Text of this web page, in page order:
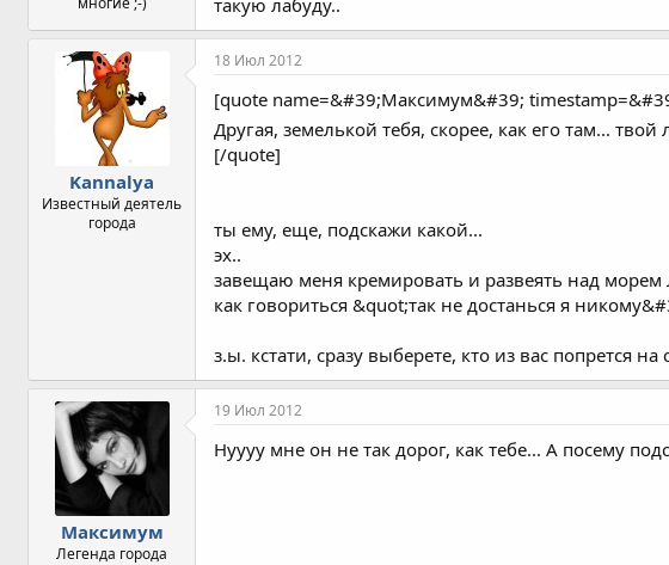
такую лабуду..
Kannalya
Известный деятель
города
18 Июл 2012
[quote name=&#39;Максимум&#39;
Другая, земелькой тебя, скорее, как его там...
[/quote]
ты ему, еще, подскажи какой...
эх..
завещаю меня кремировать и развеять над морем
как говориться &quot;так не достанься я
з.ы. кстати, сразу выберете, кто из вас попрется
Максимум
Легенда города
19 Июл 2012
Нуууу мне он не так дорог, как тебе... А посему